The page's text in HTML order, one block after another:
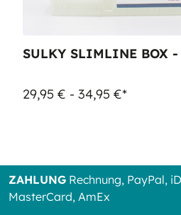
SULKY SLIMLINE BOX
29,95 € - 34,95 €*
ZAHLUNG Rechnung, PayPal,
MasterCard, AmEx